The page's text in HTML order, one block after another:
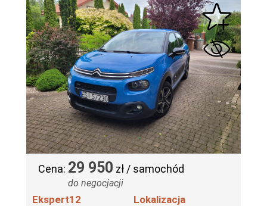
Cena: 29 950 zł / samochód
do negocjacji
Ekspert12 Lokalizacja